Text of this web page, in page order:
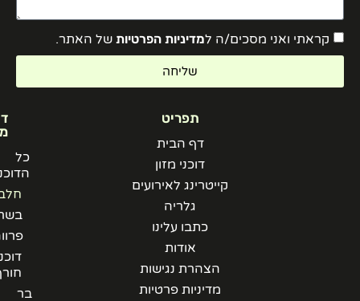
קראתי ואני מסכים/ה למדיניות הפרטיותשל האתר.
שליחה
תפריט
דף הבית
דוכני מזון
קייטרינג לאירועים
גלריה
כתבו עלינו
אודות
הצהרת נגישות
מדיניות פרטיות
דוכני
מזון
הדוכנים
חלבי
בשרי
פרווה
דוכני
חורף